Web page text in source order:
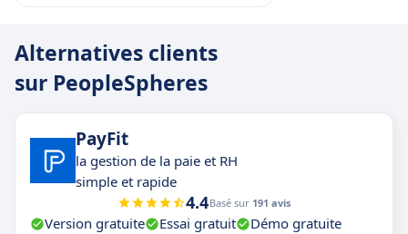
Alternatives clients
sur PeopleSpheres
PayFit
la gestion de la paie et RH
simple et rapide
4.4Basé sur 191 avis
Version gratuite Essai gratuit
Démo gratuite